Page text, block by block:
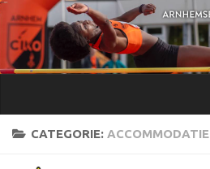
Doorgaan naar inhoud
CATEGORIE: ACCOMMODATIE